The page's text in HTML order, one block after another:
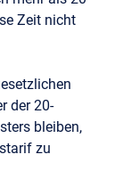
Zeit nicht
der 20-
bleiben,
zu